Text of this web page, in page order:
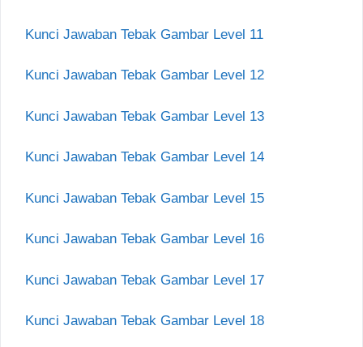
Kunci Jawaban Tebak Gambar Level 11
Kunci Jawaban Tebak Gambar Level 12
Kunci Jawaban Tebak Gambar Level 13
Kunci Jawaban Tebak Gambar Level 14
Kunci Jawaban Tebak Gambar Level 15
Kunci Jawaban Tebak Gambar Level 16
Kunci Jawaban Tebak Gambar Level 17
Kunci Jawaban Tebak Gambar Level 18